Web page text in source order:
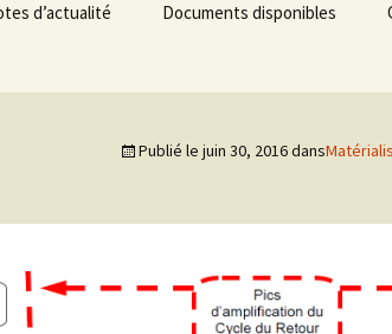
Jaunes: Analyse en
d’actualité Documents disponibles
Publié le juin 30, 2016dans